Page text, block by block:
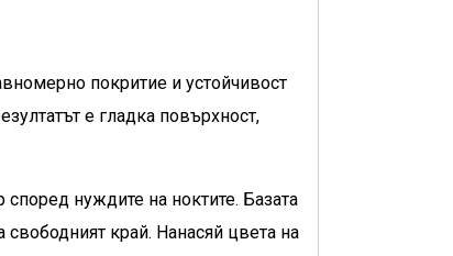
покритие и устойчивост
е гладка повърхност,
нуждите на ноктите. Базата
край. Нанасяй цвета на